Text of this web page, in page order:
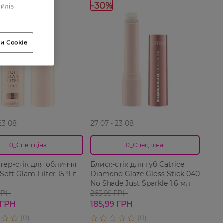
08
0_Спец.ціна
стік для обличчя
Glam Filter 15 9 г
-30%
27 07 - 23 08
0_Спец.ціна
Блиск-стік для губ Catrice
Diamond Glaze Gloss Stick 040
No Shade Just Sparkle 1.6 мл
265,99 ГРН
185,99 ГРН
Cookie